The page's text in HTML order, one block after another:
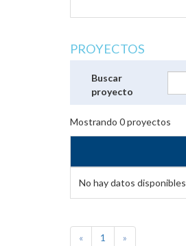
PROYECTOS
Buscar
proyecto
Mostrando 0proyectos
No hay datos disponibles
« 1 »